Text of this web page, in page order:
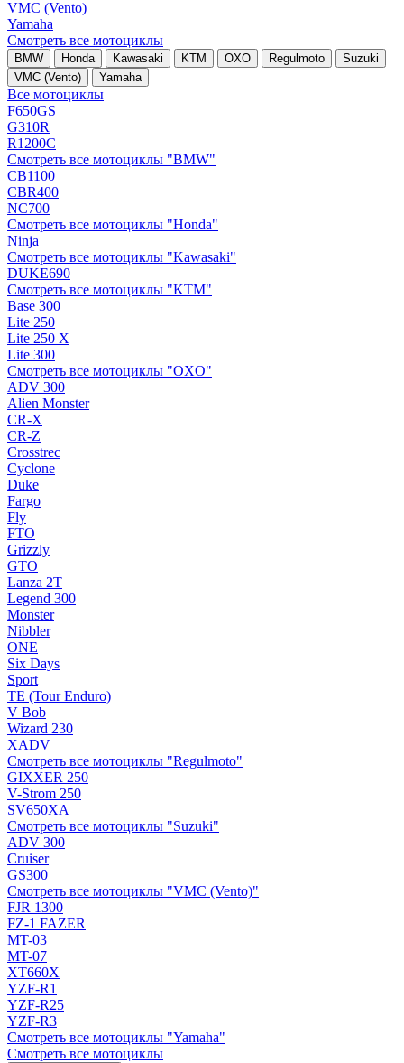
VMC (Vento)
Yamaha
Смотреть все мотоциклы
BMW Honda Kawasaki KTM OXO Regulmoto
Suzuki
VMC (Vento)
Yamaha
Все мотоциклы
F650GS
G310R
R1200C
Смотреть все мотоциклы "BMW"
CB1100
CBR400
NC700
Смотреть все мотоциклы "Honda"
Ninja
Смотреть все мотоциклы "Kawasaki"
DUKE690
Смотреть все мотоциклы "KTM"
Base 300
Lite 250
Lite 250 X
Lite 300
Смотреть все мотоциклы "OXO"
ADV 300
Alien Monster
CR-X
CR-Z
Crosstrec
Cyclone
Duke
Fargo
Fly
FTO
Grizzly
GTO
Lanza 2T
Legend 300
Monster
Nibbler
ONE
Six Days
Sport
TE (Tour Enduro)
V Bob
Wizard 230
XADV
Смотреть все мотоциклы "Regulmoto"
GIXXER 250
V-Strom 250
SV650XA
Смотреть все мотоциклы "Suzuki"
ADV 300
Cruiser
GS300
Смотреть все мотоциклы "VMC (Vento)"
FJR 1300
FZ-1 FAZER
MT-03
MT-07
XT660X
YZF-R1
YZF-R25
YZF-R3
Смотреть все мотоциклы "Yamaha"
Смотреть все мотоциклы